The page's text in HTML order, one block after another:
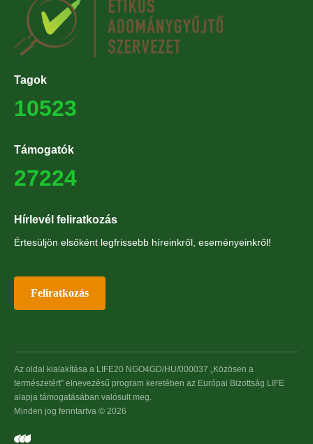
Tagok
10523
Támogatók
27224
Hírlevél feliratkozás
Értesüljön elsőként legfrissebb híreinkről, eseményeinkről!
Feliratkozás
Az oldal kialakítása a LIFE20 NGO4GD/HU/000037 „Közösen a
természetért” elnevezésű program keretében az Európai Bizottság LIFE
alapja támogatásában valósult meg.
Minden jog fenntartva © 2026